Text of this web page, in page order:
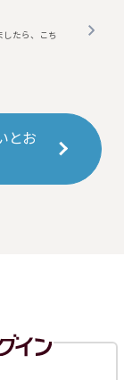
したら、こち
とお